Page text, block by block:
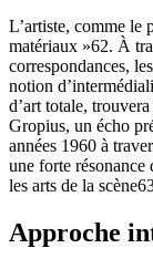
L’artiste, comme le
matériaux »62. À
correspondances,
notion
d’art totale,
Gropius, un écho
années 1960 à
une forte résonance
les arts de la scène
Approche